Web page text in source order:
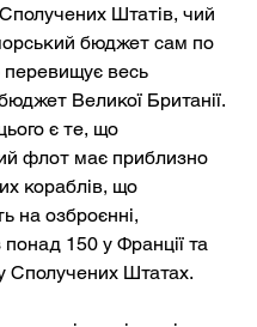
Сполучених Штатів, чий
бюджет сам по
перевищує весь
Великої Британії.
є те, що
флот має приблизно
кораблів, що
на озброєнні,
понад 150 у Франції та
Сполучених Штатах.